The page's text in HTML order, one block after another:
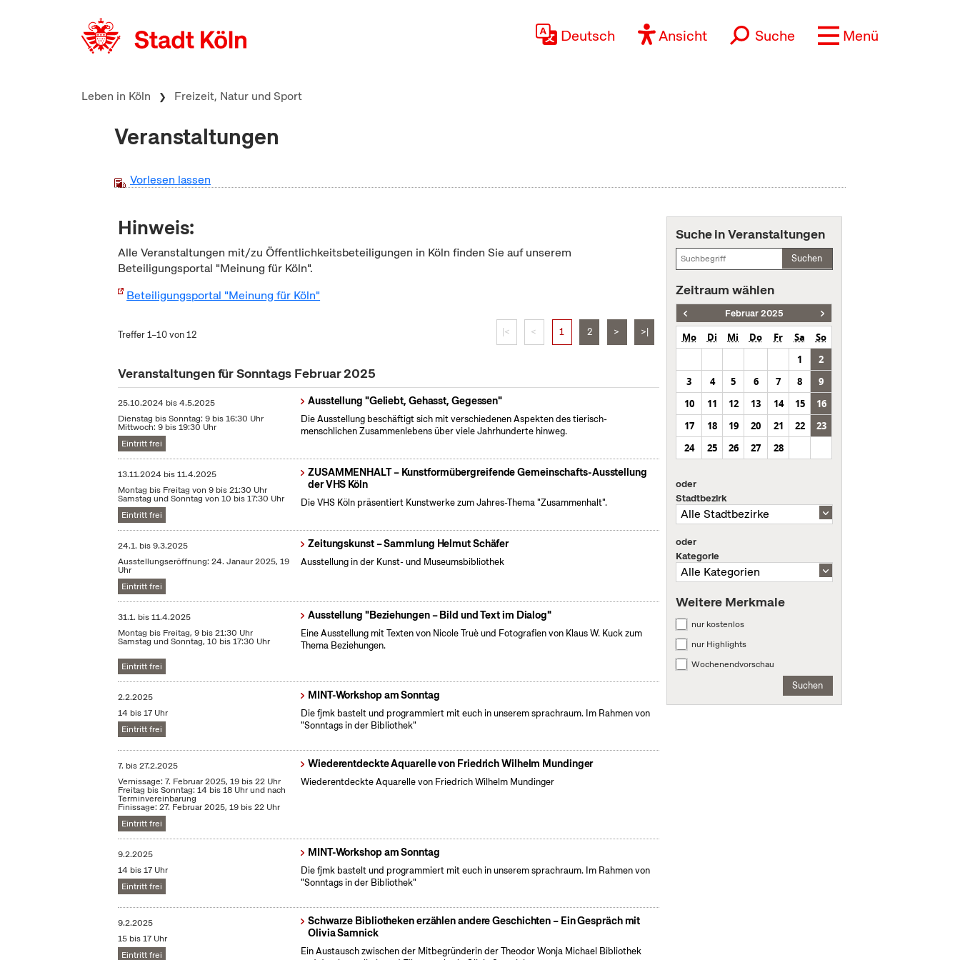
Deutsch Ansicht Suche Menü
Leben in Köln Freizeit, Natur und Sport
Veranstaltungen
Vorlesen lassen
Hinweis:
Alle Veranstaltungen mit/zu Öffentlichkeitsbeteiligungen in Köln finden Sie auf unserem
Beteiligungsportal "Meinung für Köln".
Beteiligungsportal "Meinung für Köln"
Treffer 1–10 von 12 |< < 1 2 > >|
Veranstaltungen für Sonntags Februar 2025
25.10.2024 bis4.5.2025
Dienstag bis Sonntag: 9 bis 16:30 Uhr
Mittwoch: 9 bis 19:30 Uhr
Eintritt frei
Ausstellung "Geliebt, Gehasst, Gegessen"
Die Ausstellung beschäftigt sich mit verschiedenen Aspekten des tierisch-
menschlichen Zusammenlebens über viele Jahrhunderte hinweg.
13.11.2024 bis11.4.2025
Montag bis Freitag von 9 bis 21:30 Uhr
Samstag und Sonntag von 10 bis 17:30 Uhr
Eintritt frei
ZUSAMMENHALT – Kunstformübergreifende Gemeinschafts-Ausstellung
der VHS Köln
Die VHS Köln präsentiert Kunstwerke zum Jahres-Thema "Zusammenhalt".
24.1. bis9.3.2025
Ausstellungseröffnung: 24. Janaur 2025, 19
Uhr
Eintritt frei
Zeitungskunst – Sammlung Helmut Schäfer
Ausstellung in der Kunst- und Museumsbibliothek
31.1. bis11.4.2025
Montag bis Freitag, 9 bis 21:30 Uhr
Samstag und Sonntag, 10 bis 17:30 Uhr
Eintritt frei
Ausstellung "Beziehungen – Bild und Text im Dialog"
Eine Ausstellung mit Texten von Nicole Truè und Fotografien von Klaus W. Kuck zum
Thema Beziehungen.
2.2.2025
14 bis 17 Uhr
Eintritt frei
MINT-Workshop am Sonntag
Die fjmk bastelt und programmiert mit euch in unserem sprachraum. Im Rahmen von
"Sonntags in der Bibliothek"
7. bis27.2.2025
Vernissage: 7. Februar 2025, 19 bis 22 Uhr
Freitag bis Sonntag: 14 bis 18 Uhr und nach
Terminvereinbarung
Finissage: 27. Februar 2025, 19 bis 22 Uhr
Eintritt frei
Wiederentdeckte Aquarelle von Friedrich Wilhelm Mundinger
Wiederentdeckte Aquarelle von Friedrich Wilhelm Mundinger
9.2.2025
14 bis 17 Uhr
Eintritt frei
MINT-Workshop am Sonntag
Die fjmk bastelt und programmiert mit euch in unserem sprachraum. Im Rahmen von
"Sonntags in der Bibliothek"
9.2.2025
15 bis 17 Uhr
Eintritt frei
Schwarze Bibliotheken erzählen andere Geschichten – Ein Gespräch mit
Olivia Samnick
Ein Austausch zwischen der Mitbegründerin der Theodor Wonja Michael Bibliothek
Suche in Veranstaltungen
Suchen
Zeitraum wählen
Februar 2025
Mo Di Mi Do Fr Sa
So
1
2
3
4 5 6 7 8
9
10
11 12 13 14 15
16
17
18 19 20 21 22
23
24
25 26 27 28
oder
Stadtbezirk
oder
Kategorie
Weitere Merkmale
nur kostenlos
nur Highlights
Wochenendvorschau
Suchen